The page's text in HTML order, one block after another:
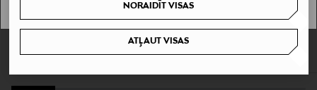
NORAIDĪT VISAS
ATĻAUT VISAS
THE NORTH FACE
CANADA GOOSE
HyBridge Wide Quilt Knit jaka